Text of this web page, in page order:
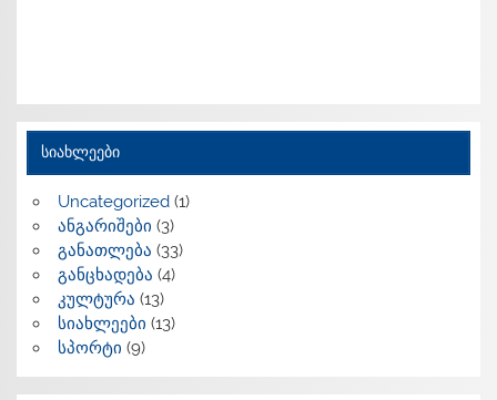
სიახლეები
Uncategorized(1)
ანგარიშები (3)
განათლება (33)
განცხადება (4)
კულტურა (13)
სიახლეები (13)
სპორტი (9)